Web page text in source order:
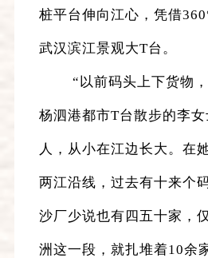
桩平台伸向江心，凭借
武汉滨江景观大T台。
“以前码头上下货物
杨泗港都市T台散步的李女
人，从小在江边长大。在
两江沿线，过去有十来个
沙厂少说也有四五十家，
洲这一段，就扎堆着10余